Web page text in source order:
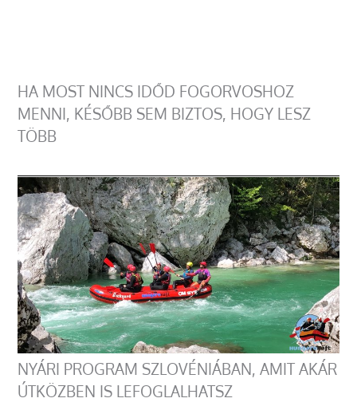
HA MOST NINCS IDŐD FOGORVOSHOZ
MENNI, KÉSŐBB SEM BIZTOS, HOGY LESZ
TÖBB
NYÁRI PROGRAM SZLOVÉNIÁBAN, AMIT AKÁR
ÚTKÖZBEN IS LEFOGLALHATSZ